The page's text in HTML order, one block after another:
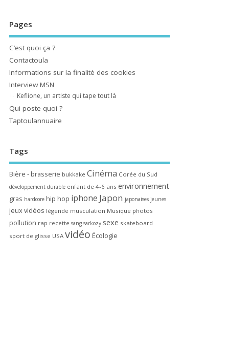
Pages
C’est quoi ça ?
Contactoula
Informations sur la finalité des cookies
Interview MSN
Keflione, un artiste qui tape tout là
Qui poste quoi ?
Taptoulannuaire
Tags
Bière - brasserie bukkake Cinéma Corée du Sud
développement durable enfant de 4-6 ans environnement
gras hardcore hip hop iphone Japon japonaises jeunes
jeux vidéos légende musculation Musique photos
pollution rap recette sang sarkozy sexe skateboard
sport de glisse USA vidéo Écologie